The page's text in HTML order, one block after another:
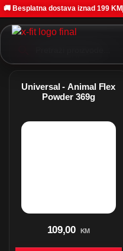
🚚 Besplatna dostava iznad 199 KM
Universal - Animal Flex
Powder 369g
109,00 KM